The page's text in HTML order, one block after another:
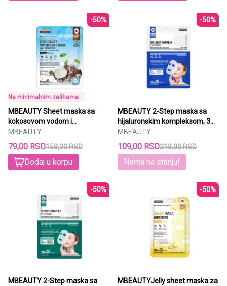
-50%
Na minimalnim zalihama
MBEAUTY Sheet maska sa
kokosovom vodom i
probioticima 22ml
MBEAUTY
79,00 RSD158,00 RSD
Dodaj u korpu
-50%
MBEAUTY 2-Step maska sa
hijaluronskim kompleksom, 3ml
+ 25ml
MBEAUTY
109,00 RSD218,00 RSD
Nema na stanju!
-50%
MBEAUTY 2-Step maska sa
-50%
MBEAUTYJelly sheet maska za